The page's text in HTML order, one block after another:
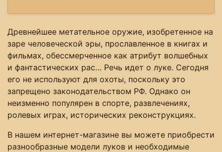
Древнейшее метательное оружие, изобретенное на
заре человеческой эры, прославленное в книгах и
фильмах, обессмерченное как атрибут волшебных
и фантастических рас… Речь идет о луке. Сегодня
его не используют для охоты, поскольку это
запрещено законодательством РФ. Однако он
неизменно популярен в спорте, развлечениях,
ролевых играх, исторических реконструкциях.
В нашем интернет-магазине вы можете приобрести
разнообразные модели луков и необходимые